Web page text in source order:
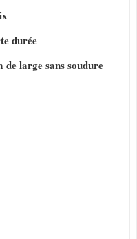
durée
de large sans soudure